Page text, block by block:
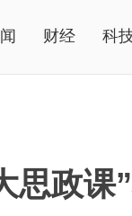
财经 科
思政课